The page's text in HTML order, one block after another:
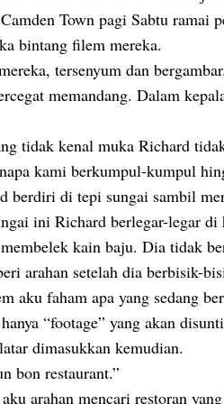
Town pagi Sabtu ramai
bintang filem mereka.
tersenyum dan
memandang. Dalam
tidak kenal muka Richard
kami berkumpul-kumpul
berdiri di tepi sungai sambil
ini Richard berlegar-legar
kain baju. Dia tidak
arahan setelah dia berbisik-
aku faham apa yang sedang
“footage” yang akan
dimasukkan kemudian.
bon restaurant.”
arahan mencari restoran